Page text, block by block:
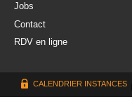
Jobs
Contact
RDV en ligne
CALENDRIER INSTANCES